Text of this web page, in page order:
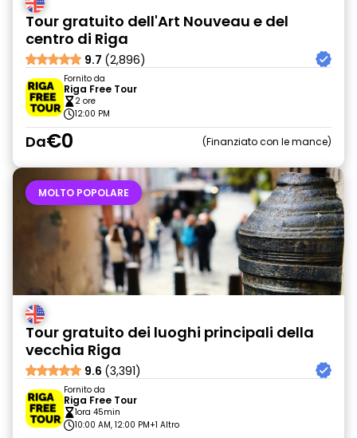
Tour gratuito dell'Art Nouveau e del
centro di Riga
9.7 (2,896)
Fornito da
Riga Free Tour
2 ore
12:00 PM
Da€0 Finanziato con le mance
MOLTO POPOLARE
Tour gratuito dei luoghi principali della
vecchia Riga
9.6 (3,391)
Fornito da
Riga Free Tour
1ora 45min
10:00 AM, 12:00 PM+1 Altro